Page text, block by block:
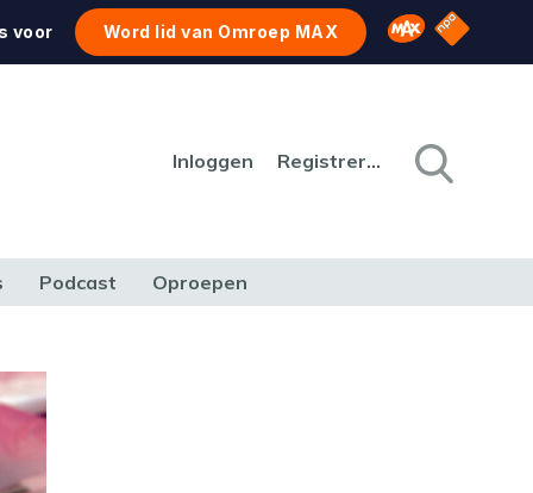
voor Word lid van Omroep MAX Omroep MAX
NPO
Inloggen Registreren
Podcast Oproepen